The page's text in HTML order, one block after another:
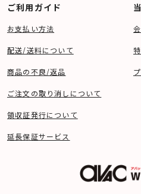
ご利用ガイド
お支払い方法
配送/送料について
商品の不良/返品
ご注文の取り消しについて
領収証発行について
延長保証サービス